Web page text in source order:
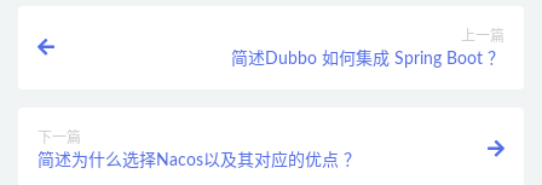
上一篇
简述Dubbo 如何集成 Spring Boot ？
下一篇
简述为什么选择Nacos以及其对应的优点 ？